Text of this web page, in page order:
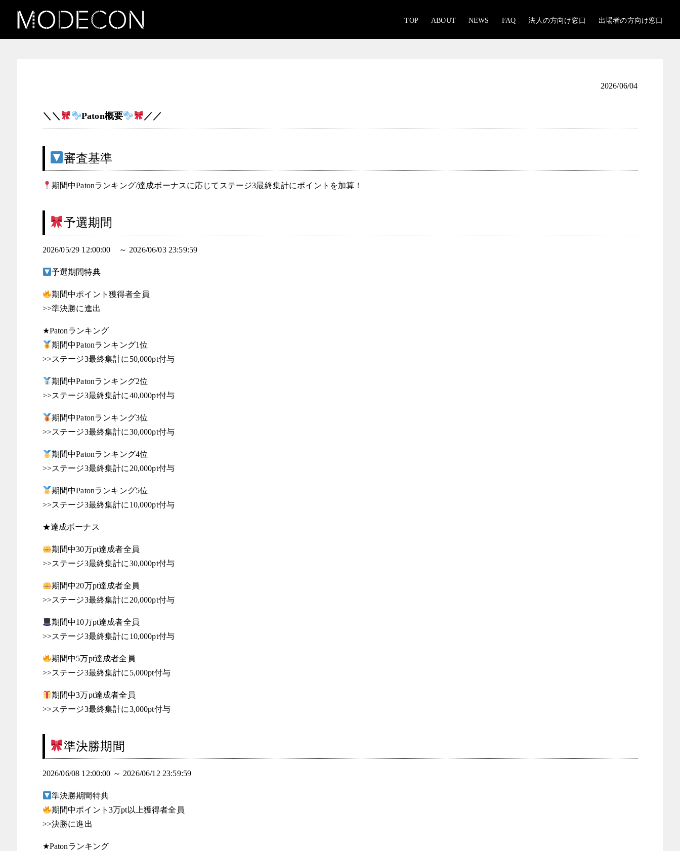
TOP ABOUT NEWS FAQ 法人の方向け窓口 出場者の方向け窓口
2026/06/04
＼＼ Paton概要 ／／
審査基準
期間中Patonランキング/達成ボーナスに応じてステージ3最終集計にポイントを加算！
予選期間
2026/05/29 12:00:00 ～ 2026/06/03 23:59:59
予選期間特典
期間中ポイント獲得者全員
>>準決勝に進出
★Patonランキング
期間中Patonランキング1位
>>ステージ3最終集計に50,000pt付与
期間中Patonランキング2位
>>ステージ3最終集計に40,000pt付与
期間中Patonランキング3位
>>ステージ3最終集計に30,000pt付与
期間中Patonランキング4位
>>ステージ3最終集計に20,000pt付与
期間中Patonランキング5位
>>ステージ3最終集計に10,000pt付与
★達成ボーナス
期間中30万pt達成者全員
>>ステージ3最終集計に30,000pt付与
期間中20万pt達成者全員
>>ステージ3最終集計に20,000pt付与
期間中10万pt達成者全員
>>ステージ3最終集計に10,000pt付与
期間中5万pt達成者全員
>>ステージ3最終集計に5,000pt付与
期間中3万pt達成者全員
>>ステージ3最終集計に3,000pt付与
準決勝期間
2026/06/08 12:00:00 ～ 2026/06/12 23:59:59
準決勝期間特典
期間中ポイント3万pt以上獲得者全員
>>決勝に進出
★Patonランキング